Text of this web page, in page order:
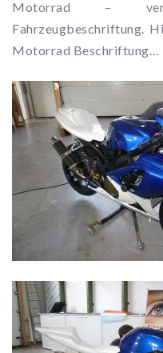
Motorrad –
Fahrzeugbeschriftung.
Motorrad Beschriftung…